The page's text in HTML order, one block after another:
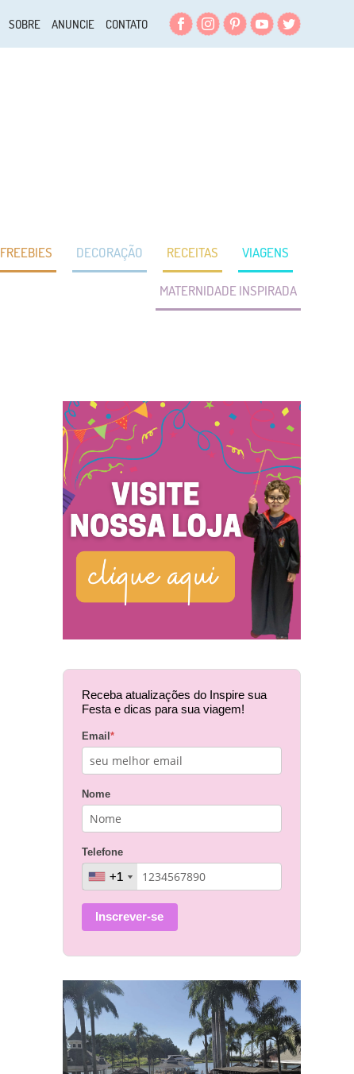
FacebookInstagram
PinterestYouTube
Twitter
SOBRE ANUNCIE CONTATO
FREEBIES DECORAÇÃO RECEITAS VIAGENS
MATERNIDADE INSPIRADA
Receba atualizações do Inspire sua
Festa e dicas para sua viagem!
Email *
Nome
Telefone
+1
+1
Inscrever-se